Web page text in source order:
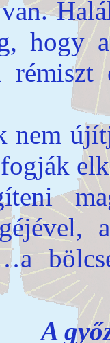
hogy
nem
A